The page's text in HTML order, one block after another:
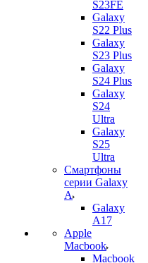
S23FE
Galaxy
S22 Plus
Galaxy
S23 Plus
Galaxy
S24 Plus
Galaxy
S24
Ultra
Galaxy
S25
Ultra
Смартфоны
серии Galaxy
A
Galaxy
A17
Apple
Macbook
Macbook